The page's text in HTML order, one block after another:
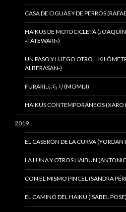
CASA DE CIGUAS Y DE PERROS
HAIKUS DE MOTOCICLETA
«TATEWARI»)
UN PASO Y LUEGO OTRO…
ALBERASAN-)
FURARI ふらり(MOMIJI)
HAIKUS CONTEMPORÁNEOS (XARO
2019
EL CASERÓN DE LA CURVA (YORDAN
LA LUNA Y OTROS HAIBUN
CON EL MISMO PINCEL (SANDRA
EL CAMINO DEL HAIKU (ISABEL POSE)